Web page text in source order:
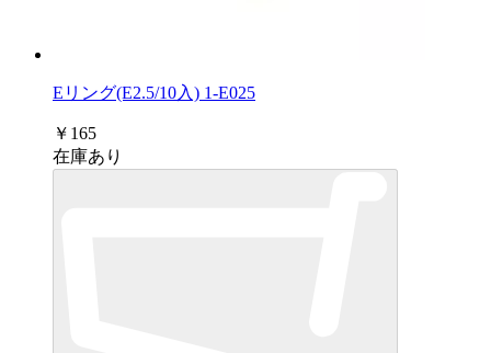
Eリング(E2.5/10入) 1-E025
￥165
在庫あり